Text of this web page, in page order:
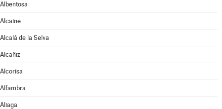
Albentosa
Alcaine
Alcalá de la Selva
Alcañiz
Alcorisa
Alfambra
Aliaga